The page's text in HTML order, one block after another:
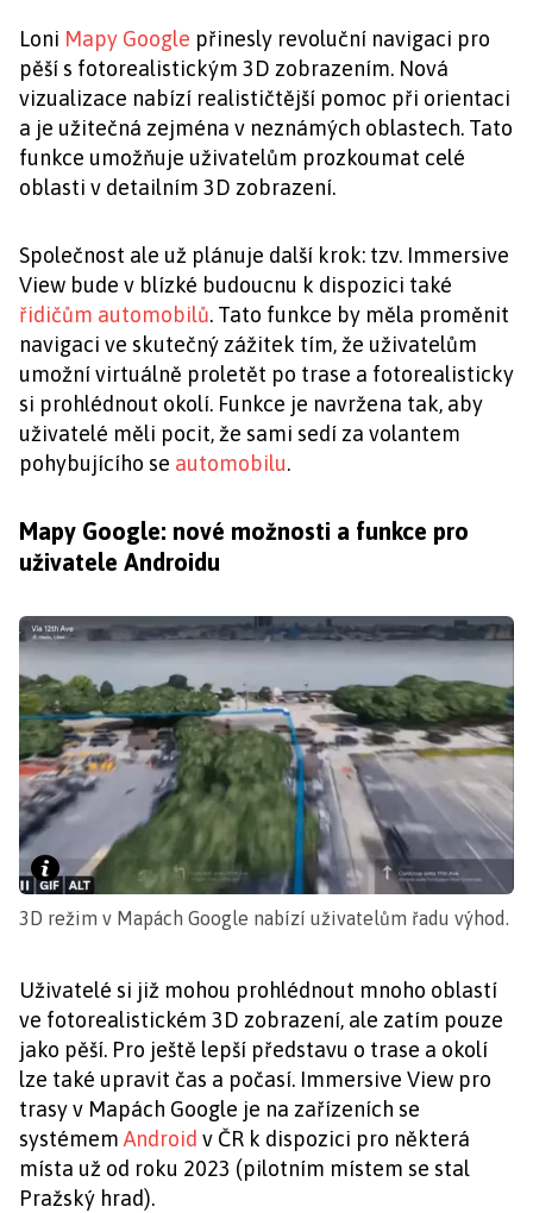
Loni Mapy Google přinesly revoluční navigaci pro
pěší s fotorealistickým 3D zobrazením. Nová
vizualizace nabízí realističtější pomoc při orientaci
a je užitečná zejména v neznámých oblastech. Tato
funkce umožňuje uživatelům prozkoumat celé
oblasti v detailním 3D zobrazení.
Společnost ale už plánuje další krok: tzv. Immersive
View bude v blízké budoucnu k dispozici také
řidičům automobilů. Tato funkce by měla proměnit
navigaci ve skutečný zážitek tím, že uživatelům
umožní virtuálně proletět po trase a fotorealisticky
si prohlédnout okolí. Funkce je navržena tak, aby
uživatelé měli pocit, že sami sedí za volantem
pohybujícího se automobilu.
Mapy Google: nové možnosti a funkce pro
uživatele Androidu
3D režim v Mapách Google nabízí uživatelům řadu výhod.
Uživatelé si již mohou prohlédnout mnoho oblastí
ve fotorealistickém 3D zobrazení, ale zatím pouze
jako pěší. Pro ještě lepší představu o trase a okolí
lze také upravit čas a počasí. Immersive View pro
trasy v Mapách Google je na zařízeních se
systémem Android v ČR k dispozici pro některá
místa už od roku 2023 (pilotním místem se stal
Pražský hrad).